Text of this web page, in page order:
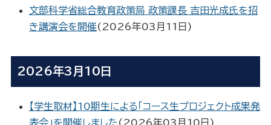
文部科学省総合教育政策局 政策課長 吉田光成氏を招
き講演会を開催( 2026年03月11日 )
2026年3月10日
【学生取材】10期生による「コース生プロジェクト成果発
表会」を開催しました ( 2026年03月10日 )